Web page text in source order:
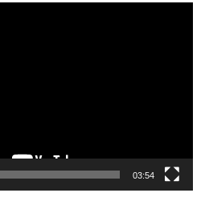
03:54